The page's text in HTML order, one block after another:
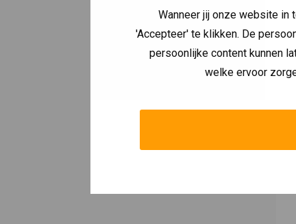
Wanneer jij onze website in
'Accepteer' te klikken. De
persoonlijke content kunnen
welke ervoor